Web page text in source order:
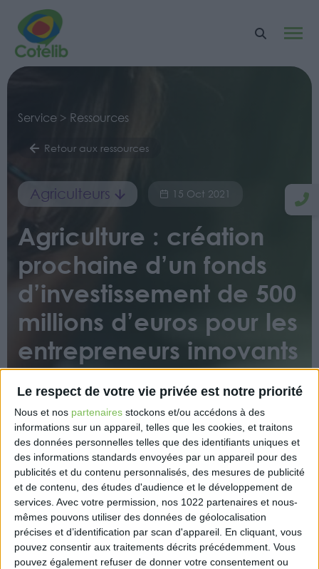
Le respect de votre vie privée est notre priorité
Nous et nos partenaires stockons et/ou accédons à des
informations sur un appareil, telles que les cookies, et traitons
des données personnelles telles que des identifiants uniques et
des informations standards envoyées par un appareil pour des
publicités et du contenu personnalisés, des mesures de publicité
et de contenu, des études d'audience et le développement de
services. Avec votre permission, nos 1022 partenaires et nous-
mêmes pouvons utiliser des données de géolocalisation
précises et d’identification par scan d'appareil. En cliquant, vous
pouvez consentir aux traitements décrits précédemment. Vous
pouvez également refuser de donner votre consentement ou
Service > Ressources
Retour aux ressources
Agriculteurs 15 Oct 2021
Agriculture : création
prochaine d’un fonds
d’investissement de 500
millions d’euros pour les
entrepreneurs innovants
Un « fonds entrepreneurs du vivant », doté de 500
millions d’€, va être créé dans le cadre du plan «
France 2030 » pour soutenir les nouvelles
installations en agriculture et l’innovation agricole et
alimentaire, a annoncé jeudi soir le ministre de
l’agriculture Julien Denormandie.